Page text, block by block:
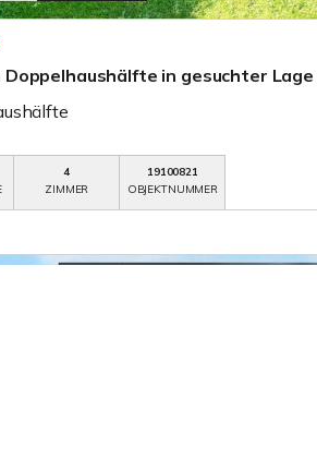
Doppelhaushälfte in gesuchter Lage
4
ZIMMER
19100821
OBJEKTNUMMER